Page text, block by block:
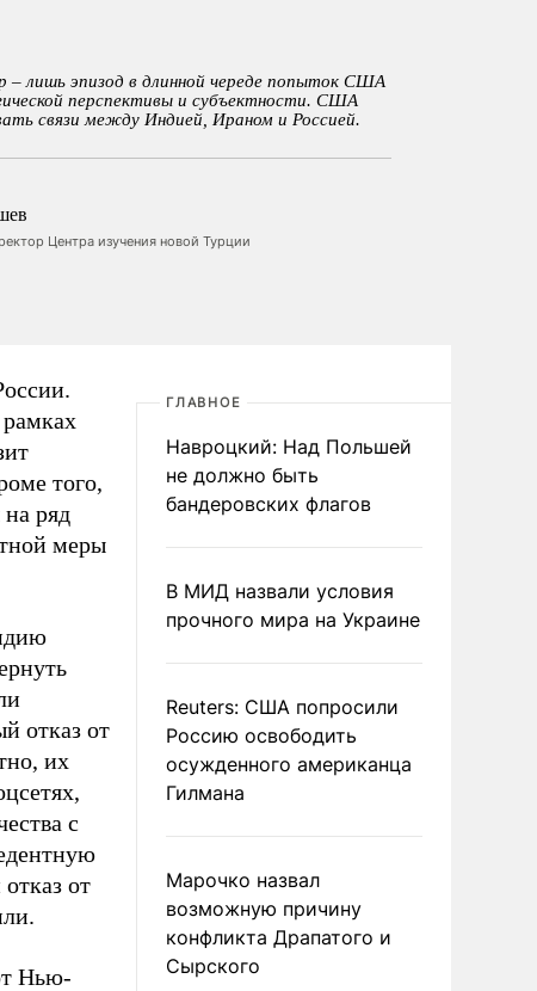
– лишь эпизод в длинной череде попыток США
перспективы и субъектности. США
связи между Индией, Ираном и Россией.
Центра изучения новой Турции
того,
ряд
меры
отказ от
их
с
от
Нью-
ГЛАВНОЕ
Навроцкий: Над Польшей
не должно быть
бандеровских флагов
В МИД назвали условия
прочного мира на Украине
Reuters: США попросили
Россию освободить
осужденного американца
Гилмана
Марочко назвал
возможную причину
конфликта Драпатого и
Сырского